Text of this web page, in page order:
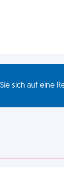
sich auf eine